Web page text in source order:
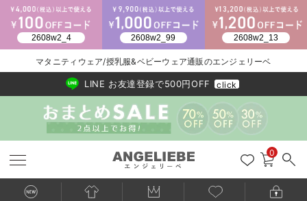
マタニティウェア/授乳服&ベビーウェア通販のエンジェリーベ
2026/NewArrival
送料495円(一部地域を除く) 7,700円以上で送料無料
LINE お友達登録で500円OFF click
0